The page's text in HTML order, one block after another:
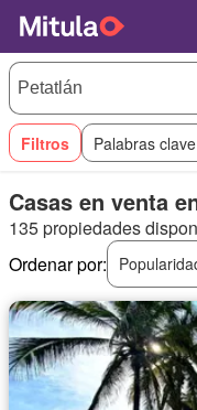
Filtros Palabras clave
Casas en venta
135 propiedades
Ordenar por: